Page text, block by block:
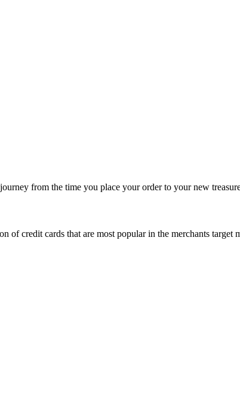
from the time you place your order to your new
of credit cards that are most popular in the merchants